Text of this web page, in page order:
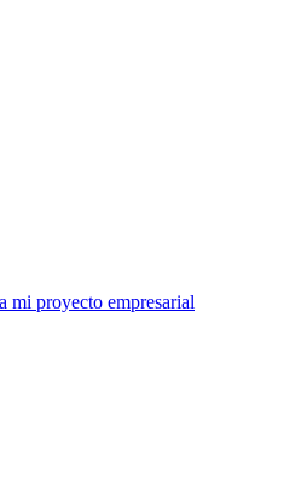
mi proyecto empresarial